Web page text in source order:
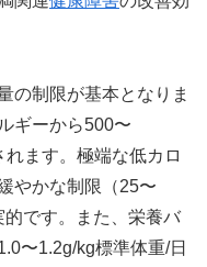
の制限が基本となりま
ギーから500〜
ます。極端な低カロ
やかな制限（25〜
です。また、栄養バ
〜1.2g/kg標準体重/日